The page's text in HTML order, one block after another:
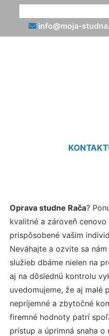
info@moja-
Oprava studne Rača?
kvalitné a zároveň
prispôsobené vašim
Neváhajte a ozvite sa
služieb dbáme nielen na
aj na dôslednú kontrolu
uvedomujeme, že aj malé
nepríjemné a zbytočné
firemné hodnoty patrí
prístup a úprimná snaha